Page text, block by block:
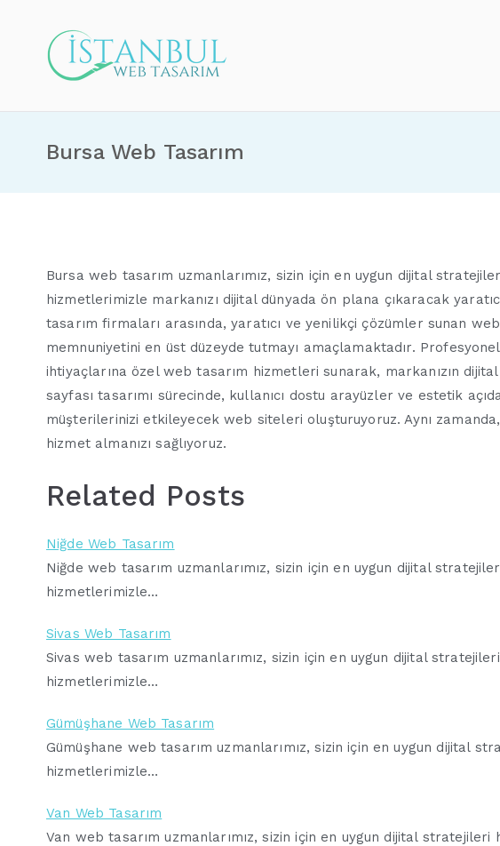
Bursa Web Tasarım
Bursa web tasarım uzmanlarımız, sizin için en uygun dijital
hizmetlerimizle markanızı dijital dünyada ön plana çıkaracak
tasarım firmaları arasında, yaratıcı ve yenilikçi çözümler sunan
memnuniyetini en üst düzeyde tutmayı amaçlamaktadır.
ihtiyaçlarına özel web tasarım hizmetleri sunarak, markanızın dijital
sayfası tasarımı sürecinde, kullanıcı dostu arayüzler ve estetik
müşterilerinizi etkileyecek web siteleri oluşturuyoruz. Aynı
hizmet almanızı sağlıyoruz.
Related Posts
Niğde Web Tasarım
Niğde web tasarım uzmanlarımız, sizin için en uygun dijital
hizmetlerimizle…
Sivas Web Tasarım
Sivas web tasarım uzmanlarımız, sizin için en uygun dijital
hizmetlerimizle…
Gümüşhane Web Tasarım
Gümüşhane web tasarım uzmanlarımız, sizin için en uygun dijital
hizmetlerimizle…
Van Web Tasarım
Van web tasarım uzmanlarımız, sizin için en uygun dijital stratejileri